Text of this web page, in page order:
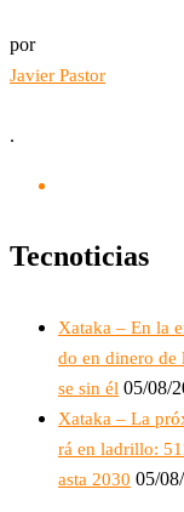
por
Javier Pastor
.
Tecnoticias
Xataka – En la
do en dinero de
se sin él 05/08/
Xataka – La
rá en ladrillo:
asta 2030 05/